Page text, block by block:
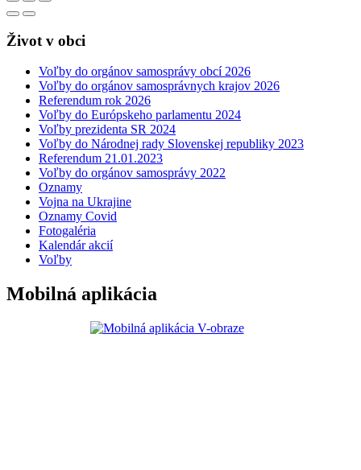
Život v obci
Voľby do orgánov samosprávy obcí 2026
Voľby do orgánov samosprávnych krajov 2026
Referendum rok 2026
Voľby do Európskeho parlamentu 2024
Voľby prezidenta SR 2024
Voľby do Národnej rady Slovenskej republiky 2023
Referendum 21.01.2023
Voľby do orgánov samosprávy 2022
Oznamy
Vojna na Ukrajine
Oznamy Covid
Fotogaléria
Kalendár akcií
Voľby
Mobilná aplikácia